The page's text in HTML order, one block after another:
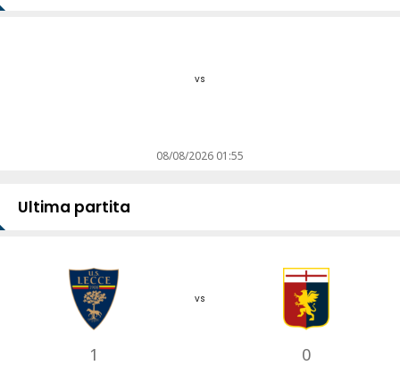
vs
08/08/2026 01:55
Ultima partita
1
vs
0